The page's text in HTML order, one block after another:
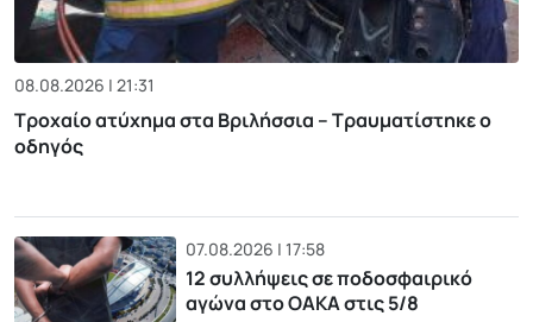
08.08.2026 | 21:31
Τροχαίο ατύχημα στα Βριλήσσια – Τραυματίστηκε ο
οδηγός
07.08.2026 | 17:58
12 συλλήψεις σε ποδοσφαιρικό
αγώνα στο ΟΑΚΑ στις 5/8